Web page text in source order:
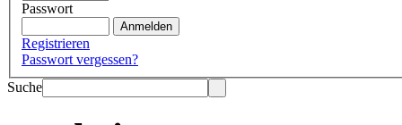
Passwort
Registrieren
Passwort vergessen?
Suche